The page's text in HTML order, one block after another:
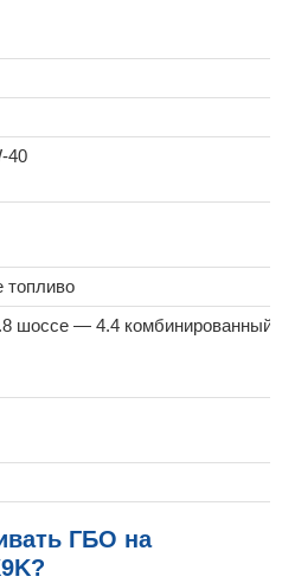
40
топливо
шоссе — 4.4 комбинированный
ГБО на